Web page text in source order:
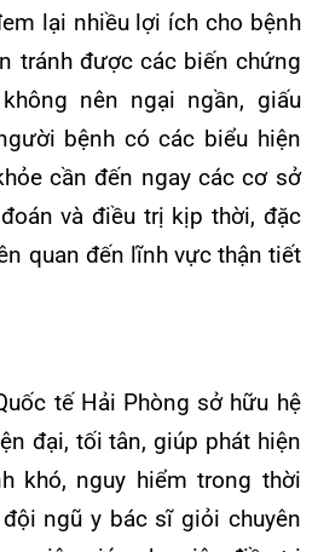
THAY ĐỔI GIỜ LÀM
Y TẾ CHUẨN QUỐC
THÔNG BÁO T...
TỰ Ý SỬ DỤNG
THUỐC BẮC KHÔ...